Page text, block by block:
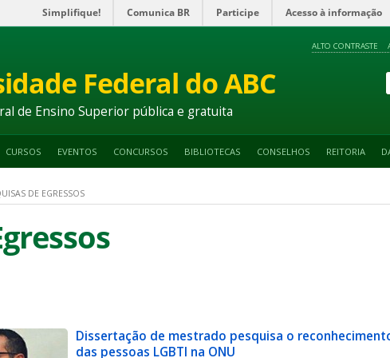
Simplifique! Comunica BR Participe Acesso à informação
ALTO CONTRASTE
Federal do ABC
de Ensino Superior pública e gratuita
CURSOS EVENTOS CONCURSOS BIBLIOTECAS CONSELHOS REITORIA
DE EGRESSOS
Dissertação de mestrado pesquisa o
das pessoas LGBTI na ONU